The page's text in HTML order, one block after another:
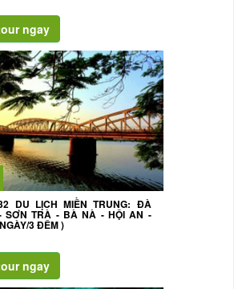
DU LỊCH MIỀN TRUNG: ĐÀ
SƠN TRÀ - BÀ NÀ - HỘI AN -
3 ĐÊM )